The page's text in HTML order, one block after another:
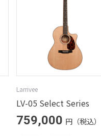
Larrivee
LV-05 Select Series
759,000 円（税込）